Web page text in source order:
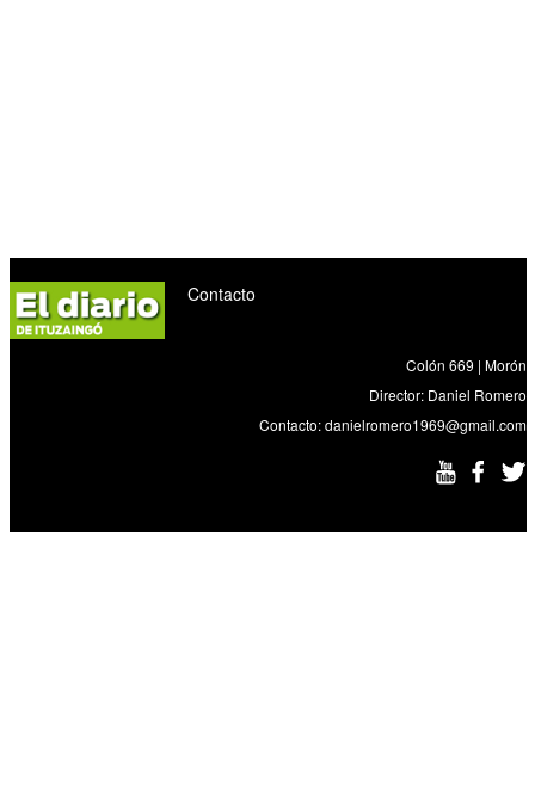
Contacto
Colón 669 | Morón
Director: Daniel Romero
Contacto:danielromero1969@gmail.com